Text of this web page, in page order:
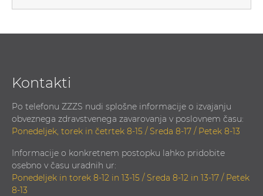
Kontakti
Po telefonu ZZZS nudi splošne informacije o izvajanju
obveznega zdravstvenega zavarovanja v poslovnem času:
Ponedeljek, torek in četrtek 8-15 / Sreda 8-17 / Petek 8-13
Informacije o konkretnem postopku lahko pridobite
osebno v času uradnih ur:
Ponedeljek in torek 8-12 in 13-15 / Sreda 8-12 in 13-17 / Petek
8-13